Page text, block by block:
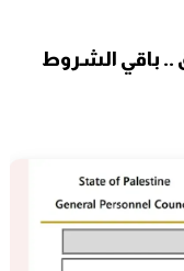
فما فوق .. باقي الشروط